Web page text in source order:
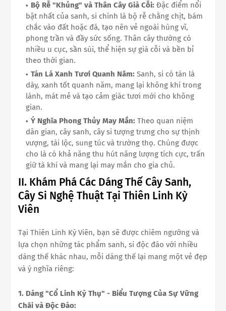
Bộ Rễ "Khủng" và Thân Cây Già Cỗi: Đặc điểm nổi
bật nhất của sanh, si chính là bộ rễ chằng chịt, bám
chắc vào đất hoặc đá, tạo nên vẻ ngoài hùng vĩ,
phong trần và đầy sức sống. Thân cây thường có
nhiều u cục, sần sùi, thể hiện sự già cỗi và bền bỉ
theo thời gian.
Tán Lá Xanh Tươi Quanh Năm: Sanh, si có tán lá
dày, xanh tốt quanh năm, mang lại không khí trong
lành, mát mẻ và tạo cảm giác tươi mới cho không
gian.
Ý Nghĩa Phong Thủy May Mắn: Theo quan niệm
dân gian, cây sanh, cây si tượng trưng cho sự thịnh
vượng, tài lộc, sung túc và trường thọ. Chúng được
cho là có khả năng thu hút năng lượng tích cực, trấn
giữ tà khí và mang lại may mắn cho gia chủ.
II. Khám Phá Các Dáng Thế Cây Sanh,
Cây Si Nghệ Thuật Tại Thiên Linh Kỳ
Viên
Tại Thiên Linh Kỳ Viên, bạn sẽ được chiêm ngưỡng và
lựa chọn những tác phẩm sanh, si độc đáo với nhiều
dáng thế khác nhau, mỗi dáng thế lại mang một vẻ đẹp
và ý nghĩa riêng:
1. Dáng "Cổ Linh Kỳ Thụ" - Biểu Tượng Của Sự Vững
Chãi và Độc Đáo: